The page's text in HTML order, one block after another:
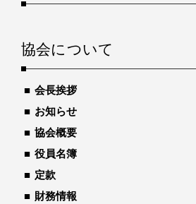
協会について
会長挨拶
お知らせ
協会概要
役員名簿
定款
財務情報